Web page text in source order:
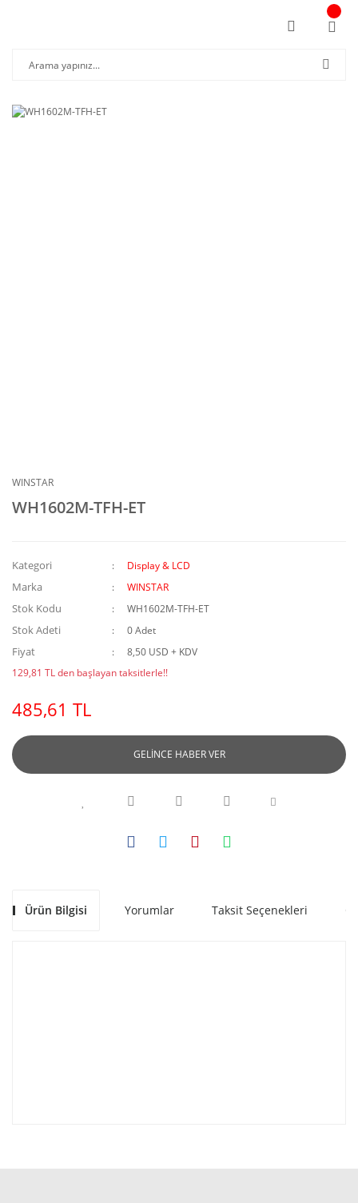
WINSTAR
WH1602M-TFH-ET
Kategori Display & LCD
Marka WINSTAR
Stok Kodu WH1602M-TFH-ET
Stok Adeti 0 Adet
Fiyat
8,50 USD + KDV
129,81 TL den başlayan taksitlerle!!
485,61 TL
GELİNCE HABER VER
Ürün Bilgisi Yorumlar Taksit Seçenekleri